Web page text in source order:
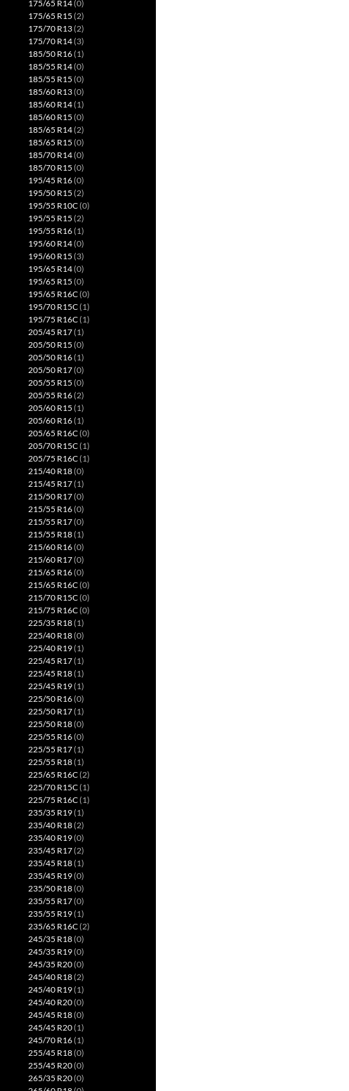
175/65 R14(0)
175/65 R15 (2)
175/70 R13(2)
175/70 R14(3)
185/50 R16(1)
185/55 R14(0)
185/55 R15 (0)
185/60 R13(0)
185/60 R14(1)
185/60 R15 (0)
185/65 R14(2)
185/65 R15 (0)
185/70 R14(0)
185/70 R15 (0)
195/45 R16(0)
195/50 R15 (2)
195/55 R10C(0)
195/55 R15 (2)
195/55 R16(1)
195/60 R14(0)
195/60 R15 (3)
195/65 R14(0)
195/65 R15 (0)
195/65 R16C(0)
195/70 R15C(1)
195/75 R16C(1)
205/45 R17(1)
205/50 R15 (0)
205/50 R16(1)
205/50 R17(0)
205/55 R15 (0)
205/55 R16(2)
205/60 R15 (1)
205/60 R16(1)
205/65 R16C(0)
205/70 R15C(1)
205/75 R16C(1)
215/40 R18(0)
215/45 R17(1)
215/50 R17(0)
215/55 R16(0)
215/55 R17(0)
215/55 R18(1)
215/60 R16(0)
215/60 R17(0)
215/65 R16(0)
215/65 R16C(0)
215/70 R15C(0)
215/75 R16C(0)
225/35 R18(1)
225/40 R18(0)
225/40 R19(1)
225/45 R17(1)
225/45 R18(1)
225/45 R19(1)
225/50 R16(0)
225/50 R17(1)
225/50 R18(0)
225/55 R16(0)
225/55 R17(1)
225/55 R18(1)
225/65 R16C(2)
225/70 R15C(1)
225/75 R16C(1)
235/35 R19(1)
235/40 R18(2)
235/40 R19(0)
235/45 R17(2)
235/45 R18(1)
235/45 R19(0)
235/50 R18(0)
235/55 R17(0)
235/55 R19(1)
235/65 R16C(2)
245/35 R18(0)
245/35 R19(0)
245/35 R20(0)
245/40 R18(2)
245/40 R19(1)
245/40 R20(0)
245/45 R18(0)
245/45 R20(1)
245/70 R16(1)
255/45 R18(0)
255/45 R20(0)
265/35 R20(0)